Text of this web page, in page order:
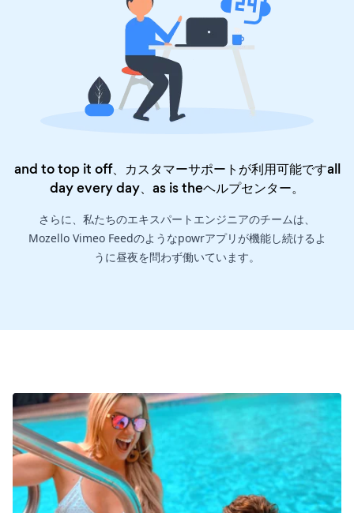
and to top it off、カスタマーサポートが利用可能ですall
day every day、as is theヘルプセンター。
さらに、私たちのエキスパートエンジニアのチームは、
Mozello Vimeo Feedのようなpowrアプリが機能し続けるよ
うに昼夜を問わず働いています。